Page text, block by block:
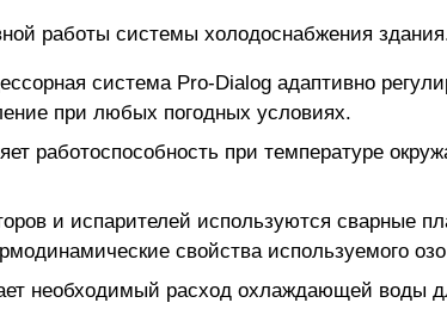
работы системы холодоснабжения
система Pro-Dialog адаптивно
при любых погодных условиях.
работоспособность при температуре
и испарителей используются сварные
свойства используемого
необходимый расход охлаждающей воды